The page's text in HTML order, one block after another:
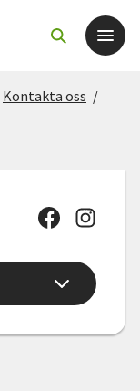
Kontakta oss /